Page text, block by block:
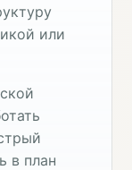
или
в план